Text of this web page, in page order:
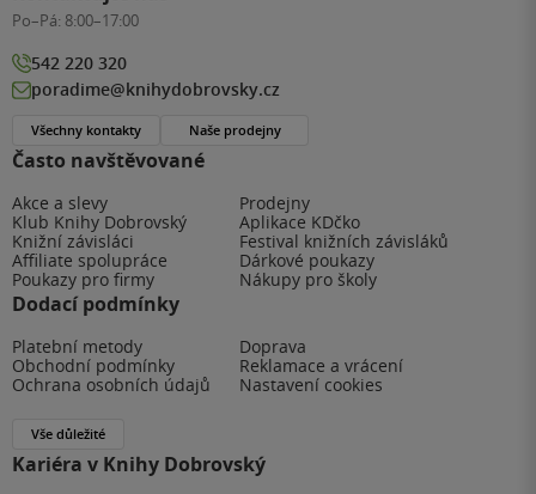
Často navštěvované
Akce a slevy
Prodejny
Klub Knihy Dobrovský
Aplikace KDčko
Knižní závisláci
Festival knižních závisláků
Affiliate spolupráce
Dárkové poukazy
Poukazy pro firmy
Nákupy pro školy
Dodací podmínky
Platební metody
Doprava
Obchodní podmínky
Reklamace a vrácení
Ochrana osobních údajů
Nastavení cookies
Vše důležité
Kariéra v Knihy Dobrovský
Po–Pá: 8:00–17:00
542 220 320
poradime@knihydobrovsky.cz
Všechny kontakty Naše prodejny